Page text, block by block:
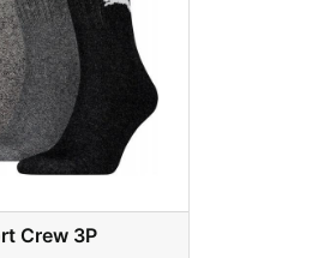
Crew 3P